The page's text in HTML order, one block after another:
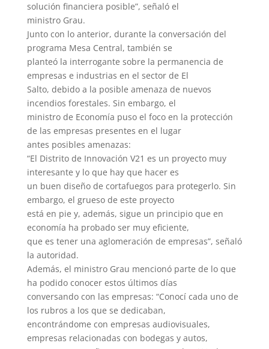
solución financiera posible”, señaló el
ministro Grau.
Junto con lo anterior, durante la conversación del
programa Mesa Central, también se
planteó la interrogante sobre la permanencia de
empresas e industrias en el sector de El
Salto, debido a la posible amenaza de nuevos
incendios forestales. Sin embargo, el
ministro de Economía puso el foco en la protección
de las empresas presentes en el lugar
antes posibles amenazas:
“El Distrito de Innovación V21 es un proyecto muy
interesante y lo que hay que hacer es
un buen diseño de cortafuegos para protegerlo. Sin
embargo, el grueso de este proyecto
está en pie y, además, sigue un principio que en
economía ha probado ser muy eficiente,
que es tener una aglomeración de empresas”, señaló
la autoridad.
Además, el ministro Grau mencionó parte de lo que
ha podido conocer estos últimos días
conversando con las empresas: “Conocí cada uno de
los rubros a los que se dedicaban,
encontrándome con empresas audiovisuales,
empresas relacionadas con bodegas y autos,